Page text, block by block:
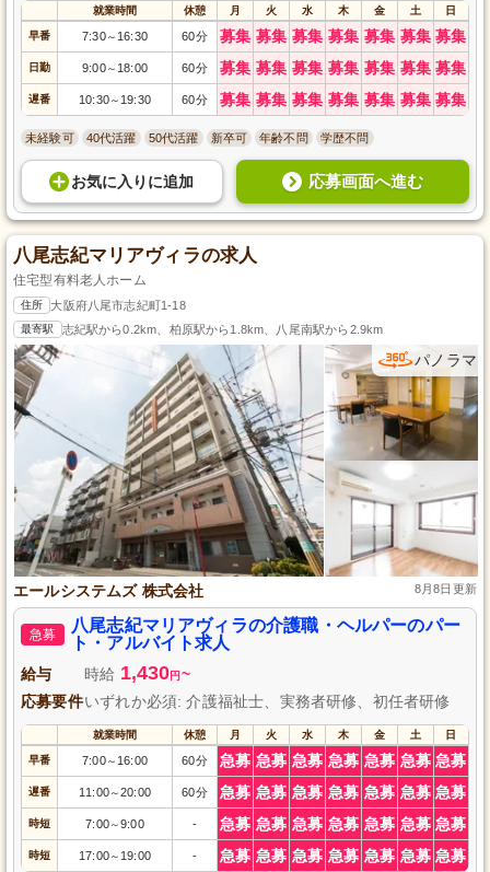
就業時間 休憩 月 火 水 木 金 土 日
早番 7:30～ 16:30 60分 募集 募集 募集 募集 募集 募集 募集
日勤 9:00～ 18:00 60分 募集 募集 募集 募集 募集 募集 募集
遅番 10:30～ 19:30 60分 募集 募集 募集 募集 募集 募集 募集
未経験可 40代活躍 50代活躍 新卒可 年齢不問 学歴不問
お気に入り に追加 応募画面へ進む
八尾志紀マリアヴィラの求人
住宅型有料老人ホーム
住所 大阪府八尾市志紀町1-18
最寄駅 志紀駅から0.2km、柏原駅から1.8km、八尾南駅から2.9km
パノラマ
エールシステムズ 株式会社 8月8日更新
急募
八尾志紀マリアヴィラの介護職・ヘルパーのパー
ト・アルバイト求人
給与 時給 1,430円 ~
応募要件いずれか必須: 介護福祉士、実務者研修、初任者研修
就業時間 休憩 月 火 水 木 金 土 日
早番 7:00～ 16:00 60分 急募 急募 急募 急募 急募 急募 急募
遅番 11:00～20:00 60分 急募 急募 急募 急募 急募 急募 急募
時短 7:00～9:00 - 急募 急募 急募 急募 急募 急募 急募
時短 17:00～ 19:00 - 急募 急募 急募 急募 急募 急募 急募